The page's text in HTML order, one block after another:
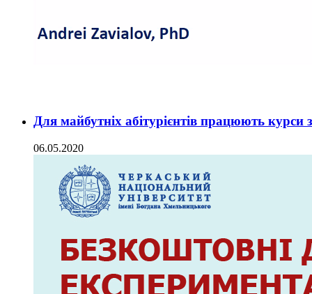
Для майбутніх абітурієнтів працюють курси
06.05.2020